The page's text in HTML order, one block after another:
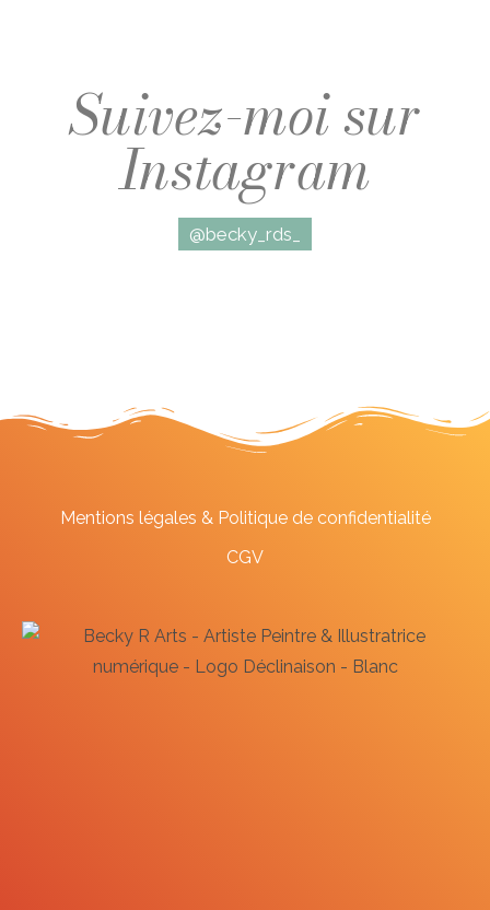
Suivez-moi sur
Instagram
@becky_rds_
Mentions légales & Politique de confidentialité
CGV